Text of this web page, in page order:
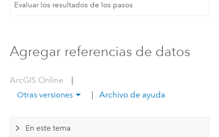
Evaluar los resultados de los pasos
Agregar referencias de datos
ArcGIS Online
Otras versiones Archivo de ayuda
En este tema